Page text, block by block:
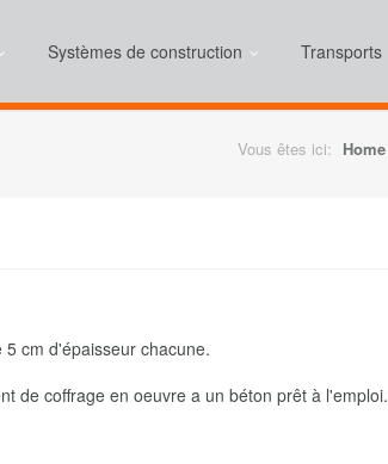
Systèmes de construction Transports
Vous êtes ici: Home
cm d'épaisseur chacune.
de coffrage en oeuvre a un béton prêt à l'emploi.